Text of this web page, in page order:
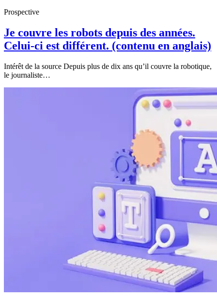
Prospective
Je couvre les robots depuis des années.
Celui-ci est différent. (contenu en anglais)
Intérêt de la source Depuis plus de dix ans qu’il couvre la robotique,
le journaliste…